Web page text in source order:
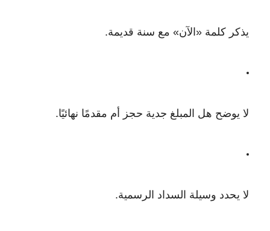
يذكر كلمة «الآن» مع سنة قديمة.
لا يوضح هل المبلغ جدية حجز أم مقدمًا نهائيًا.
لا يحدد وسيلة السداد الرسمية.